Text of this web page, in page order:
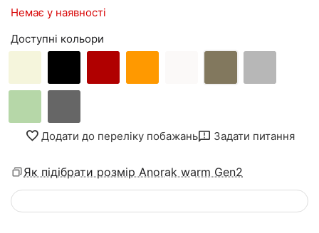
Немає у наявності
Доступні кольори
Додати до переліку побажань Задати питання
Як підібрати розмір Anorak warm Gen2